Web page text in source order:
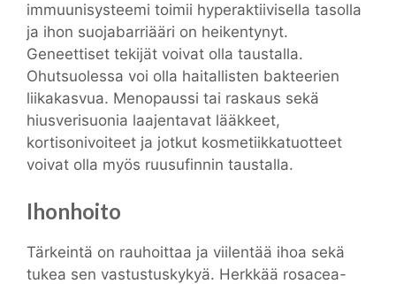
immuunisysteemi toimii hyperaktiivisella tasolla
ja ihon suojabarriääri on heikentynyt.
Geneettiset tekijät voivat olla taustalla.
Ohutsuolessa voi olla haitallisten bakteerien
liikakasvua. Menopaussi tai raskaus sekä
hiusverisuonia laajentavat lääkkeet,
kortisonivoiteet ja jotkut kosmetiikkatuotteet
voivat olla myös ruusufinnin taustalla.
Ihonhoito
Tärkeintä on rauhoittaa ja viilentää ihoa sekä
tukea sen vastustuskykyä. Herkkää rosacea-